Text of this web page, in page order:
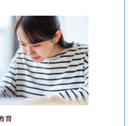
育